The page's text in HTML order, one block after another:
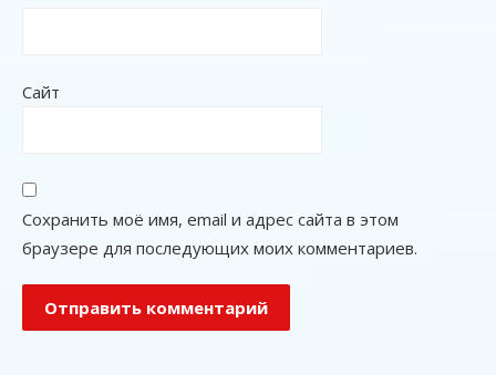
Сайт
Сохранить моё имя, email и адрес сайта в этом
браузере для последующих моих комментариев.